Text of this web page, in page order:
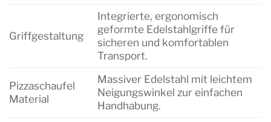
Griffgestaltung
Integrierte, ergonomisch
geformte Edelstahlgriffe für
sicheren und komfortablen
Transport.
Pizzaschaufel
Material
Massiver Edelstahl mit leichtem
Neigungswinkel zur einfachen
Handhabung.